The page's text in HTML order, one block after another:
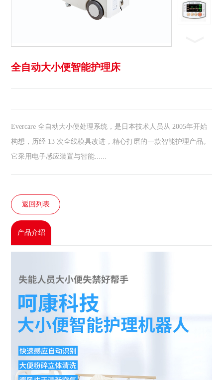
全自动大小便智能护理床
Evercare 全自动大小便处理系统，是日本技术人员从 2005年开始
构想，历经 13 次全线模具改进，精心打磨的一款智能护理产品。
它采用电子感应装置与智能......
返回列表
产品介绍